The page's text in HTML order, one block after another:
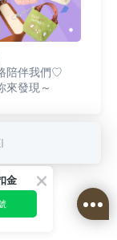
陪伴我們♡
來發現～
金